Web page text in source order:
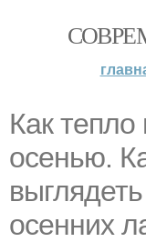
Как тепло
осенью.
осенних